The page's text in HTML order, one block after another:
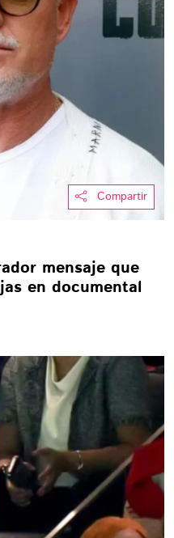
Compartir
mensaje que
en documental